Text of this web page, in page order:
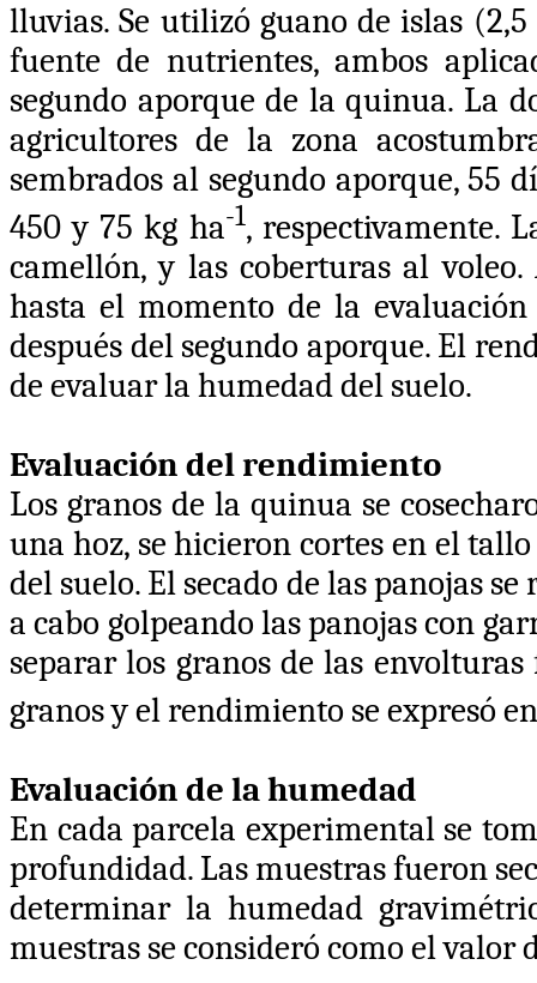
lluvias. Se utilizó guano de islas (2,5
fuente de nutrientes, ambos
segundo aporque de la quinua. La
agricultores de la zona
sembrados al segundo aporque, 55
450 y 75 kg ha-1, respectivamente.
camellón, y las coberturas al
hasta el momento de la
después del segundo aporque. El
de evaluar la humedad del suelo.
Evaluación del rendimiento
Los granos de la quinua se
una hoz, se hicieron cortes en el
del suelo. El secado de las panojas
a cabo golpeando las panojas con
separar los granos de las
granos y el rendimiento se expresó
Evaluación de la humedad
En cada parcela experimental se
profundidad. Las muestras fueron
determinar la humedad
muestras se consideró como el valor